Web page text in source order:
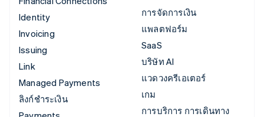
Identity
Invoicing
Issuing
Link
Managed Payments
ลิงก์ชำระเงิน
การจัดการเงิน
แพลตฟอร์ม
SaaS
บริษัท AI
แวดวงครีเอเตอร์
เกม
การบริการ การเดินทาง